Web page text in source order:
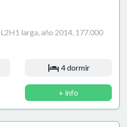
larga, año 2014, 177.000
4 dormir
+ info